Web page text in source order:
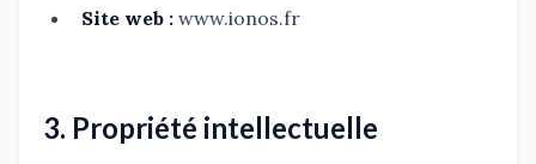
Site web : www.ionos.fr
3. Propriété intellectuelle